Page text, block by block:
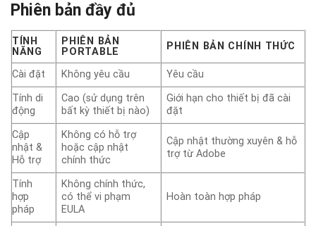
Phiên bản đầy đủ
TÍNH
NĂNG
PHIÊN BẢN
PORTABLE
PHIÊN BẢN CHÍNH THỨC
Cài đặt Không yêu cầu
Yêu cầu
Tính di
động
Cao (sử dụng trên
bất kỳ thiết bị nào)
Giới hạn cho thiết bị đã cài
đặt
Cập
nhật &
Hỗ trợ
Không có hỗ trợ
hoặc cập nhật
chính thức
Cập nhật thường xuyên & hỗ
trợ từ Adobe
Tính
hợp
pháp
Không chính thức,
có thể vi phạm
EULA
Hoàn toàn hợp pháp